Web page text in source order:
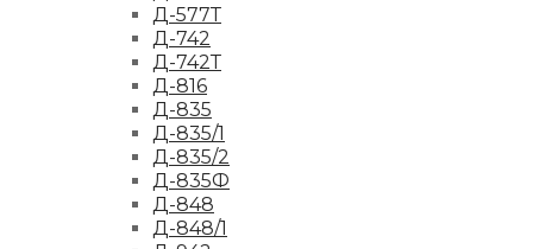
Д-577Т
Д-742
Д-742Т
Д-816
Д-835
Д-835/1
Д-835/2
Д-835Ф
Д-848
Д-848/1